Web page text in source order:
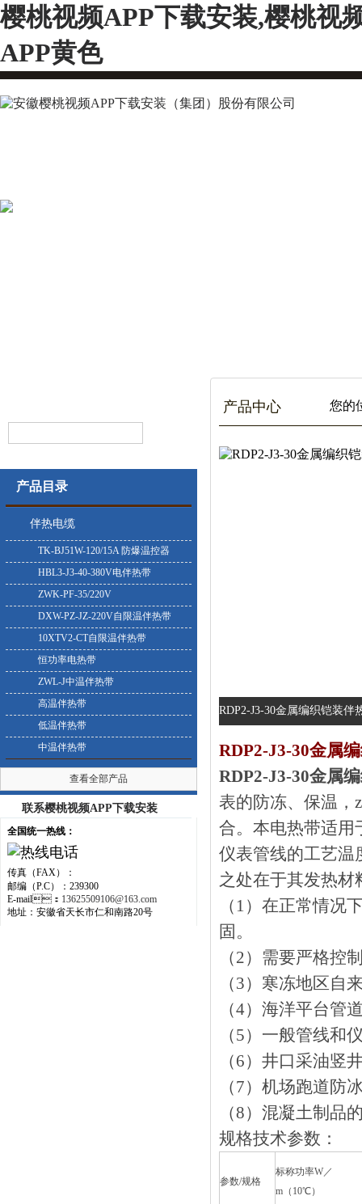
樱桃视频APP下载安装,樱桃视
APP黄色
产品目录
伴热电缆
TK-BJ51W-120/15A 防爆温控器
HBL3-J3-40-380V电伴热带
ZWK-PF-35/220V
DXW-PZ-JZ-220V自限温伴热带
10XTV2-CT自限温伴热带
恒功率电热带
ZWL-J中温伴热带
高温伴热带
低温伴热带
中温伴热带
查看全部产品
联系樱桃视频APP下载安装
全国统一热线：
传真（FAX）：
邮编（P.C）：239300
E-mail： 13625509106@163.com
地址：安徽省天长市仁和南路20号
产品中心 您的位
RDP2-J3-30金属编织铠装伴热
RDP2-J3-30金属编
RDP2-J3-30金属
表的防冻、保温
合。本电热带适用
仪表管线的工艺温
之处在于其发热材
（1）在正常情况
固。
（2）需要严格控
（3）寒冻地区自
（4）海洋平台管道
（5）一般管线和仪
（6）井口采油竖井
（7）机场跑道防冰雪
（8）混凝土制品的
规格技术参数：
参数/规格
标称功率W／
m（10℃）